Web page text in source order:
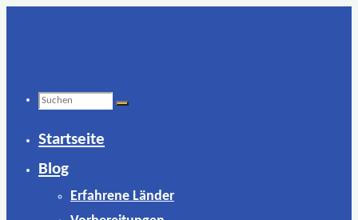
Suchen
nach:
Startseite
Blog
Erfahrene Länder